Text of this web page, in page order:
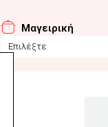
Μαγειρική
Επιλέξτε